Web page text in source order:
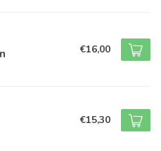
€16,00
€15,30